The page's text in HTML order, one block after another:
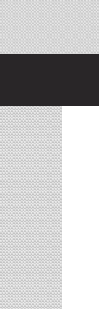
Перейти
к
содержанию